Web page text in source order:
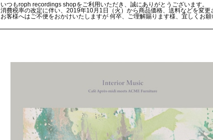
いつもroph recordings shopをご利用いただき、誠にありがとうございます。
消費税率の改定に伴い、2019年10月1日（火）から商品価格、送料などを変更
お客様へはご不便をおかけいたしますが 何卒、ご理解賜ります様、宜しくお願